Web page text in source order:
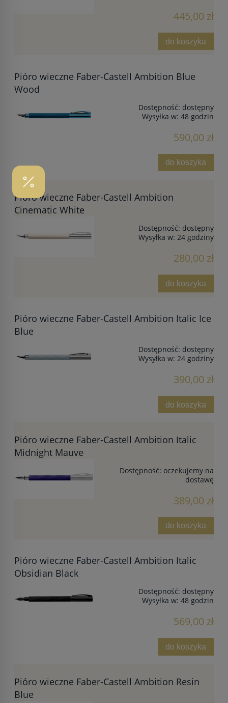
445,00 zł
do koszyka
Pióro wieczne Faber-Castell Ambition Blue
Wood
Dostępność: dostępny
Wysyłka w: 48 godzin
590,00 zł
do koszyka
Pióro wieczne Faber-Castell Ambition
Cinematic White
Dostępność: dostępny
Wysyłka w: 24 godziny
280,00 zł
do koszyka
Pióro wieczne Faber-Castell Ambition Italic Ice
Blue
Dostępność: dostępny
Wysyłka w: 24 godziny
390,00 zł
do koszyka
Pióro wieczne Faber-Castell Ambition Italic
Midnight Mauve
Dostępność: oczekujemy na
dostawę
389,00 zł
do koszyka
Pióro wieczne Faber-Castell Ambition Italic
Obsidian Black
Dostępność: dostępny
Wysyłka w: 48 godzin
569,00 zł
do koszyka
Pióro wieczne Faber-Castell Ambition Resin
Blue